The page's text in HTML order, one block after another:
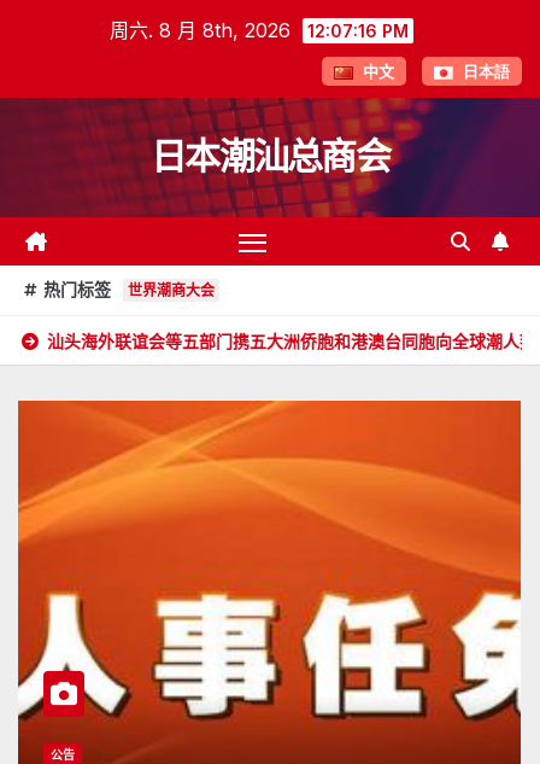
周六. 8 月 8th, 2026 12:07:17 PM
中文 日本語
日本潮汕总商会
热门标签 世界潮商大会
联谊会等五部门携五大洲侨胞和港澳台同胞向全球潮人拜年！
公告